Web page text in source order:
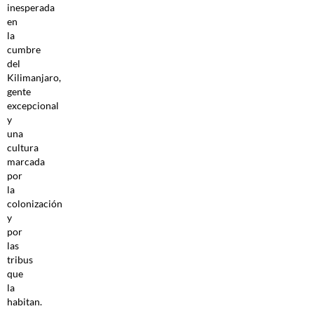
inesperada
en
la
cumbre
del
Kilimanjaro,
gente
excepcional
y
una
cultura
marcada
por
la
colonización
y
por
las
tribus
que
la
habitan.